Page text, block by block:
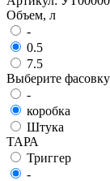
Объем, л
-
0.5
7.5
Выберите
-
коробка
Штука
ТАРА
Триггер
-